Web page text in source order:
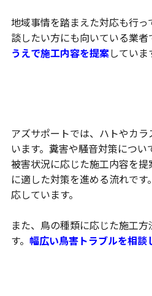
地域事情を踏まえた対応も行っ
談したい方にも向いている業者
うえで施工内容を提案していま
アズサポートでは、ハトやカ
います。糞害や騒音対策につい
被害状況に応じた施工内容を提
に適した対策を進める流れで
応しています。
また、鳥の種類に応じた施工
す。 幅広い鳥害トラブルを相談